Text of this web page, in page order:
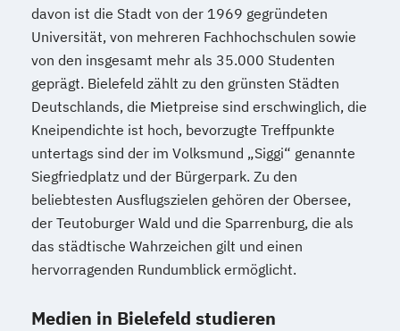
davon ist die Stadt von der 1969 gegründeten
Universität, von mehreren Fachhochschulen sowie
von den insgesamt mehr als 35.000 Studenten
geprägt. Bielefeld zählt zu den grünsten Städten
Deutschlands, die Mietpreise sind erschwinglich, die
Kneipendichte ist hoch, bevorzugte Treffpunkte
untertags sind der im Volksmund „Siggi“ genannte
Siegfriedplatz und der Bürgerpark. Zu den
beliebtesten Ausflugszielen gehören der Obersee,
der Teutoburger Wald und die Sparrenburg, die als
das städtische Wahrzeichen gilt und einen
hervorragenden Rundumblick ermöglicht.
Medien in Bielefeld studieren